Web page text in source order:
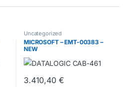
Uncategorized
MICROSOFT – EMT-00383 –
NEW
3.410,40 €